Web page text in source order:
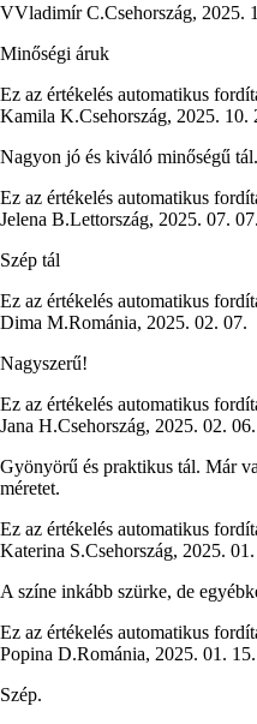
VVladimír C.Csehország, 2025.
Minőségi áruk
Ez az értékelés automatikus
Kamila K.Csehország, 2025. 10.
Nagyon jó és kiváló minőségű tál.
Ez az értékelés automatikus
Jelena B.Lettország, 2025. 07. 07.
Szép tál
Ez az értékelés automatikus
Dima M.Románia, 2025. 02. 07.
Nagyszerű!
Ez az értékelés automatikus
Jana H.Csehország, 2025. 02. 06.
Gyönyörű és praktikus tál. Már
méretet.
Ez az értékelés automatikus
Katerina S.Csehország, 2025.
A színe inkább szürke, de
Ez az értékelés automatikus
Popina D.Románia, 2025. 01. 15.
Szép.